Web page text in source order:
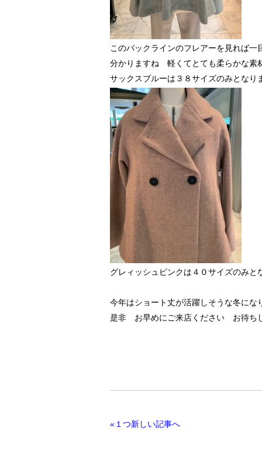
このバックラインのフレアーを見れば一
分かりますね 軽くてとても柔らかな素
サックスブルーは３８サイズのみとなり
グレィッシュピンクは４０サイズのみと
今年はショート丈が活躍しそうな冬にな
是非 お早めにご来店ください お待ち
«１つ新しい記事へ